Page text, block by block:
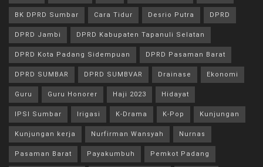
BK DPRD Sumbar Cara Tidur Desrio Putra DPRD
DPRD Jambi DPRD Kabupaten Tapanuli Selatan
DPRD Kota Padang Sidempuan DPRD Pasaman Barat
DPRD SUMBAR DPRD SUMBVAR Drainase Ekonomi
Guru Guru Honorer Haji 2023 Hidayat
IPSI Sumbar Irigasi K-Drama K-Pop Kunjungan
Kunjungan kerja Nurfirman Wansyah Nurnas
Pasaman Barat Payakumbuh Pemkot Padang